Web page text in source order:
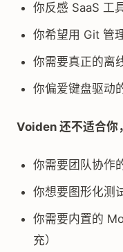
你反感 SaaS 工
你希望用 Git 管
你需要真正的离
你偏爱键盘驱动
Voiden 还不适合你
你需要团队协作
你想要图形化测
你需要内置的
充）